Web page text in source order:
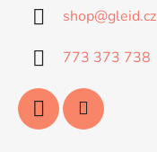
shop@gleid.cz
773 373 738